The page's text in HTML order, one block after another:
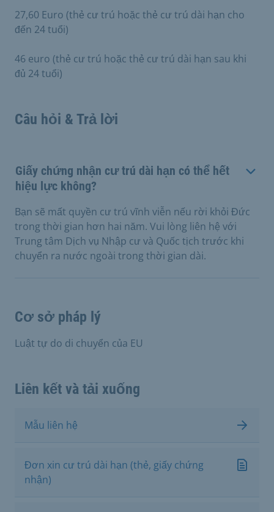
27,60 Euro (thẻ cư trú hoặc thẻ cư trú dài hạn cho
đến 24 tuổi)
46 euro (thẻ cư trú hoặc thẻ cư trú dài hạn sau khi
đủ 24 tuổi)
Câu hỏi & Trả lời
Giấy chứng nhận cư trú dài hạn có thể hết
hiệu lực không?
Bạn sẽ mất quyền cư trú vĩnh viễn nếu rời khỏi Đức
trong thời gian hơn hai năm. Vui lòng liên hệ với
Trung tâm Dịch vụ Nhập cư và Quốc tịch trước khi
chuyển ra nước ngoài trong thời gian dài.
Cơ sở pháp lý
Luật tự do di chuyển của EU
Liên kết và tải xuống
Mẫu liên hệ
Đơn xin cư trú dài hạn (thẻ, giấy chứng
nhận)